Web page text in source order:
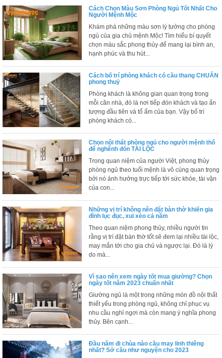
Thất
Phòng
Ngủ
Giường
ngủ, tủ
áo, bàn
trang
điểm
Nội
Thất
Phòng
Ăn
Bàn
ăn,
ghế
ăn,
bếp
Nội
Thất
Ban
Công,
Vườn
Bàn
ghế
ban
công,
xích
đu,
ghế...
Phụ
Kiện
Trang
Trí
Cây
Cách Chọn Màu Sơn Phòng Ngủ Tốt Nhất Cho
Người Mệnh Mộc
Khám phá những màu sơn lý tưởng cho phòng
ngủ của gia chủ mệnh Mộc! Tìm hiểu bí quyết
chọn màu sắc phong thủy để mang lại bình an,
hạnh phúc và thu hút...
Cách bố trí phòng khách có cầu thang CHUẨN
phong thuỷ
Phòng khách là không gian quan trọng trong
mỗi căn nhà, đó là nơi tiếp đón khách và tạo ấn
tượng đầu tiên và tổ ấm của bạn. Vậy bố trí
phòng khách có...
Chọn nội thất phòng ngủ cho người mệnh thổ
để nghênh đón TÀI LỘC
Trong quan niệm của người Việt, phong thủy
phòng ngủ theo tuổi mệnh là vô cùng quan trọng
bởi nó ảnh hưởng trực tiếp tới sức khỏe, tài vận
của con...
Những vị trí không nên đặt bàn thờ khiến gia
đình lục đục, xui xẻo cả năm
Theo quan niệm phong thủy, nhiều người tin
rằng vị trí đặt bàn thờ tốt sẽ đem lại nhiều tài lộc,
may mắn tới cho gia chủ và ngược lại. Đó là lý
do mà...
Vì sao nên xem ngày tốt mua giường? Chọn
ngày tốt năm 2023 chuẩn nhất
Giường ngủ là một trong những món đồ nội thất
thiết yếu trong phòng ngủ, không chỉ phục vụ
nhu cầu nghỉ ngơi mà còn mang ý nghĩa phong
thủy. Bên cạnh...
Đầu năm đi chùa nào cầu may linh thiêng
nhất? Sở cầu như nguyện cho 2023